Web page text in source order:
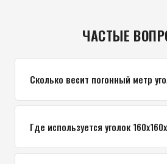
ЧАСТЫЕ
Сколько весит погонный метр
Где используется уголок